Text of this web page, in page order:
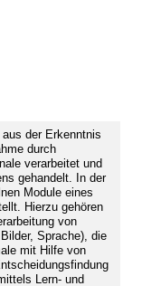
der Erkenntnis
durch
verarbeitet und
gehandelt. In der
Module eines
Hierzu gehören
von
Sprache), die
mit Hilfe von
Lern- und